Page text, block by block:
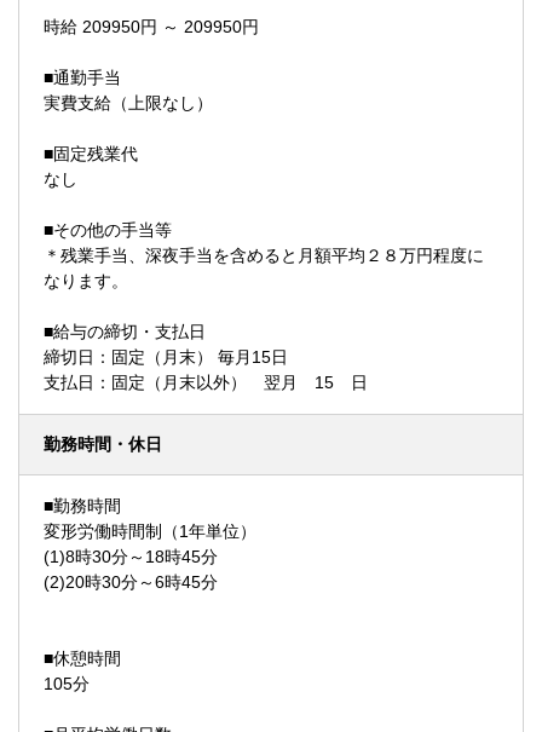
時給 209950円 ～ 209950円
■通勤手当
実費支給（上限なし）
■固定残業代
なし
■その他の手当等
＊残業手当、深夜手当を含めると月額平均２８万円程度に
なります。
■給与の締切・支払日
締切日：固定（月末） 毎月15日
支払日：固定（月末以外） 翌月 15 日
勤務時間・休日
■勤務時間
変形労働時間制（1年単位）
(1)8時30分～18時45分
(2)20時30分～6時45分
■休憩時間
105分